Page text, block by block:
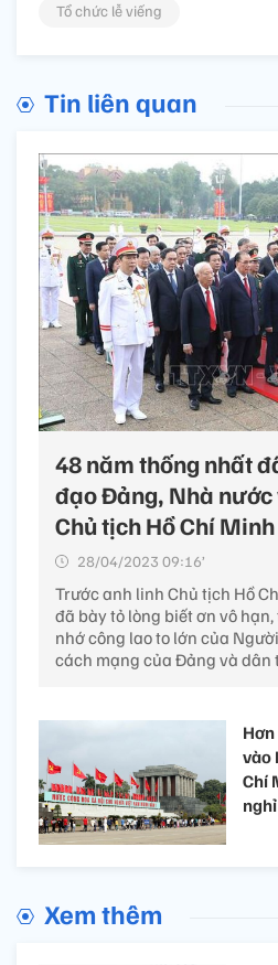
Tổ chức lễ viếng
Tin liên quan
48 năm thống nhất
đạo Đảng, Nhà nước
Chủ tịch Hồ Chí Minh
28/04/2023 09:16’
Trước anh linh Chủ tịch Hồ
đã bày tỏ lòng biết ơn vô
nhớ công lao to lớn của
cách mạng của Đảng và dân
vào
Chí
Xem thêm